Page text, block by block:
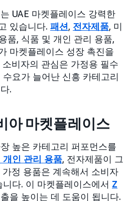
UAE 마켓플레이스 강력한
있습니다. 패션, 전자제품, 미
품, 식품 및 개인 관리 용품,
마켓플레이스 성장 촉진을
비자의 관심은 가정용 필수
요가 늘어난 신흥 카테고리
.
아 마켓플레이스
높은 카테고리 퍼포먼스를
개인 관리 용품, 전자제품이 그
정 용품은 계속해서 소비자
다. 이 마켓플레이스에서 Z
을 높이는 데 도움이 됩니다.